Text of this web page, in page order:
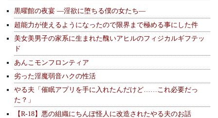
黒曜館の夜宴 —淫欲に堕ちる僕の女たち—
超能力が使えるようになったので限界まで極める事にした件
美女美男子の家系に生まれた醜いアヒルのフィジカルギフテッ
ド
あんこモンフロンティア
劣った淫魔弱音ハクの性活
やる夫「催眠アプリを手に入れたんだけど……これ必要だっ
た？」
【R-18】悪の組織にちんぽ怪人に改造されたやる夫のお話